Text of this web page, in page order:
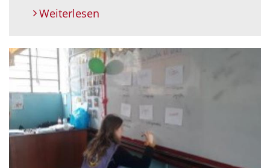
Weiterlesen